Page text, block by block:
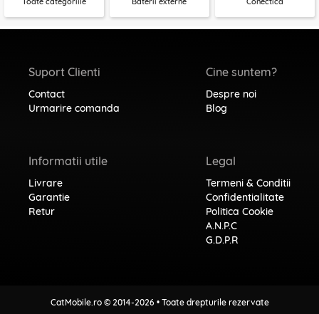
Suport Clienti
Contact
Urmarire comanda
Informatii utile
Livrare
Garantie
Retur
Cine suntem?
Despre noi
Blog
Legal
Termeni & Conditii
Confidentialitate
Politica Cookie
A.N.P.C
G.D.P.R
CatMobile.ro © 2014-2026 • Toate drepturile rezervate